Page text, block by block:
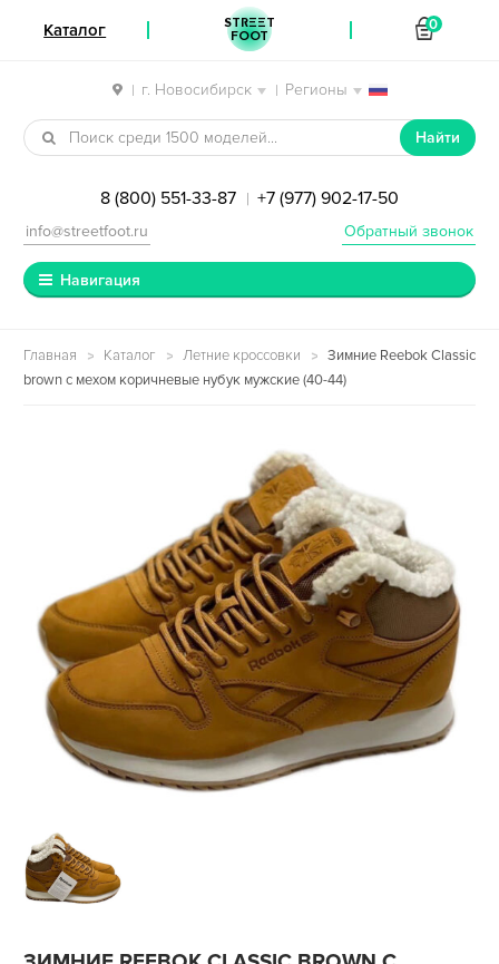
| г. Новосибирск | Регионы
Перейти к навигации
Перейти к содержимому
Найти
8 (800) 551-33-87 | +7 (977) 902-17-50
Обратный звонок
info@streetfoot.ru
Навигация
Главная Каталог Летние кроссовки
Зимние Reebok Classic
brown с мехом коричневые нубук мужские (40-44)
Каталог STREET
FOOT
0